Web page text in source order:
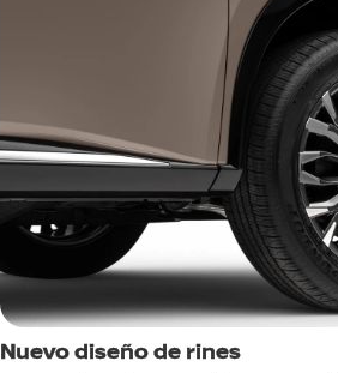
Nuevo diseño de rines